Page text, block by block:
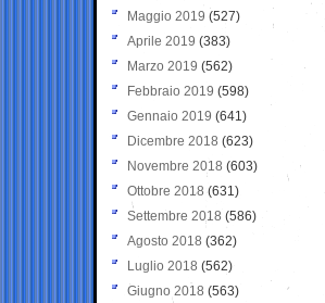
Maggio 2019 (527)
Aprile 2019 (383)
Marzo 2019 (562)
Febbraio 2019 (598)
Gennaio 2019 (641)
Dicembre 2018 (623)
Novembre 2018 (603)
Ottobre 2018 (631)
Settembre 2018 (586)
Agosto 2018 (362)
Luglio 2018 (562)
Giugno 2018 (563)